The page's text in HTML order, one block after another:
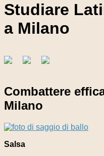
Studiare
a Milano
Combattere
Milano
Salsa